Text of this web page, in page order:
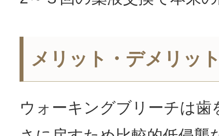
メリット・デメリッ
ウォーキングブリーチは歯